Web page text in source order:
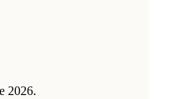
2026.